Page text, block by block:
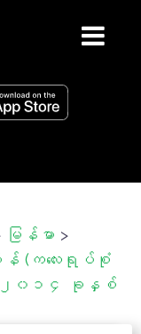
မြန်မာ >
ျိန် (‌ကလေးရုပ်စုံ
၂၀၁၄ ခုနှစ်